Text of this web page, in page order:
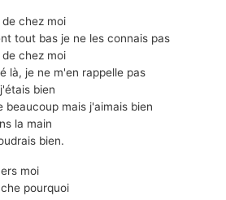
chez moi
tout bas je ne les connais pas
chez moi
là, je ne m'en rappelle pas
bien
beaucoup mais j'aimais bien
la main
bien.
moi
pourquoi